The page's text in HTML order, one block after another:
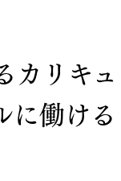
カリキュ
に働ける